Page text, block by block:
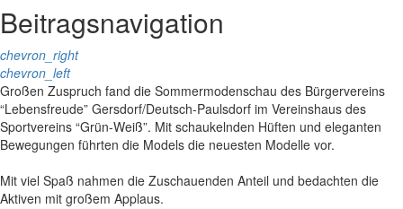
Beitragsnavigation
chevron_right
chevron_left
Großen Zuspruch fand die Sommermodenschau des Bürgervereins
“Lebensfreude” Gersdorf/Deutsch-Paulsdorf im Vereinshaus des
Sportvereins “Grün-Weiß”. Mit schaukelnden Hüften und eleganten
Bewegungen führten die Models die neuesten Modelle vor.
Mit viel Spaß nahmen die Zuschauenden Anteil und bedachten die
Aktiven mit großem Applaus.